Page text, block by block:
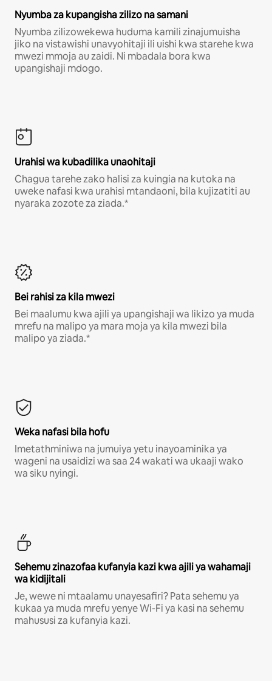
Nyumba za kupangisha zilizo na samani
Nyumba zilizowekewa huduma kamili zinajumuisha
jiko na vistawishi unavyohitaji ili uishi kwa starehe kwa
mwezi mmoja au zaidi. Ni mbadala bora kwa
upangishaji mdogo.
Urahisi wa kubadilika unaohitaji
Chagua tarehe zako halisi za kuingia na kutoka na
uweke nafasi kwa urahisi mtandaoni, bila kujizatiti au
nyaraka zozote za ziada.*
Bei rahisi za kila mwezi
Bei maalumu kwa ajili ya upangishaji wa likizo ya muda
mrefu na malipo ya mara moja ya kila mwezi bila
malipo ya ziada.*
Weka nafasi bila hofu
Imetathminiwa na jumuiya yetu inayoaminika ya
wageni na usaidizi wa saa 24 wakati wa ukaaji wako
wa siku nyingi.
Sehemu zinazofaa kufanyia kazi kwa ajili ya wahamaji
wa kidijitali
Je, wewe ni mtaalamu unayesafiri? Pata sehemu ya
kukaa ya muda mrefu yenye Wi-Fi ya kasi na sehemu
mahususi za kufanyia kazi.